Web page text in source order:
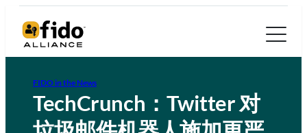
FIDO in the News
TechCrunch：Twitter 对